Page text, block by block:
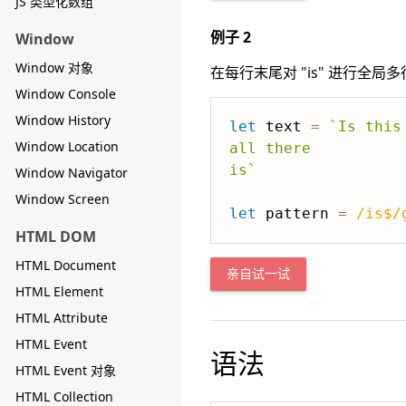
Window
Window 对象
Window Console
Window History
Window Location
Window Navigator
Window Screen
HTML DOM
HTML Document
HTML Element
HTML Attribute
HTML Event
HTML Event 对象
HTML Collection
例子 2
在每行末尾对 "is" 进行全局多
let text = ` Is this
all there
is `
let pattern = /is$/
亲自试一试
语法